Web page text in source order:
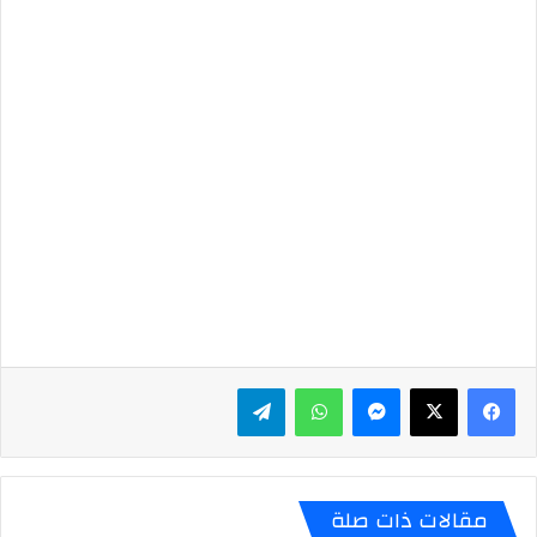
ماسنجر واتساب تيلقرام
مقالات ذات صلة